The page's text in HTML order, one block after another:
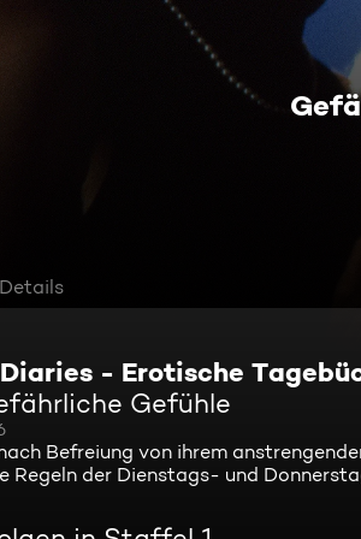
Details
- Erotische
Gefühle
Befreiung von ihrem
Regeln der Dienstags- und